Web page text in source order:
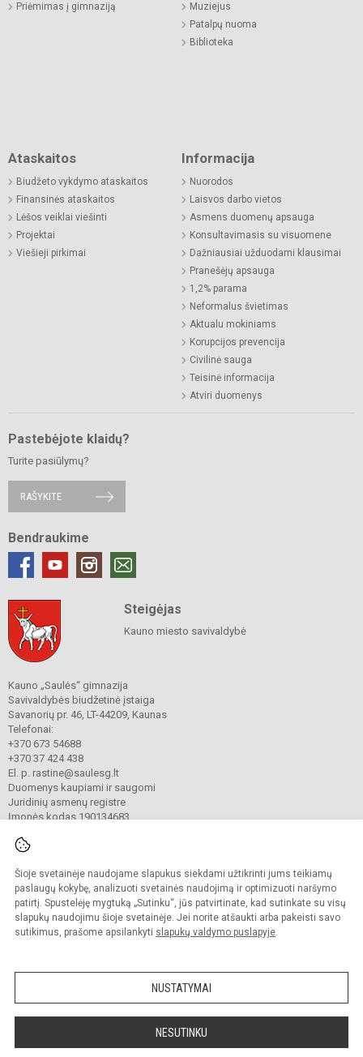
Šioje svetainėje naudojame slapukus siekdami užtikrinti jums teikiamų
paslaugų kokybę, analizuoti svetainės naudojimą ir optimizuoti naršymo
patirtį. Spustelėję mygtuką „Sutinku“, jūs patvirtinate, kad sutinkate su visų
slapukų naudojimu šioje svetainėje. Jei norite atšaukti arba pakeisti savo
sutikimus, prašome apsilankyti slapukų valdymo puslapyje.
NUSTATYMAI
NESUTINKU
Priėmimas į gimnaziją
Muziejus
Patalpų nuoma
Biblioteka
Ataskaitos
Biudžeto vykdymo ataskaitos
Finansinės ataskaitos
Lėšos veiklai viešinti
Projektai
Viešieji pirkimai
Informacija
Nuorodos
Laisvos darbo vietos
Asmens duomenų apsauga
Konsultavimasis su visuomene
Dažniausiai užduodami klausimai
Pranešėjų apsauga
1,2% parama
Neformalus švietimas
Aktualu mokiniams
Korupcijos prevencija
Civilinė sauga
Teisinė informacija
Atviri duomenys
Pastebėjote klaidų?
Turite pasiūlymų?
RAŠYKITE
Bendraukime
Steigėjas
Kauno miesto savivaldybė
Kauno „Saulės“ gimnazija
Savivaldybės biudžetinė įstaiga
Savanorių pr. 46, LT-44209, Kaunas
Telefonai:
+370 673 54688
+370 37 424 438
El. p. rastine@saulesg.lt
Duomenys kaupiami ir saugomi
Juridinių asmenų registre
Įmonės kodas 190134683
© 2023 Kauno „Saulės“ gimnazija. Visos teisės saugomos.
Kopijuoti turinį be raštiško gimnazijos sutikimo griežtai draudžiama.
Prieinamumo paraiška Slapukų valdymas
Sumanus būdas atnaujinti